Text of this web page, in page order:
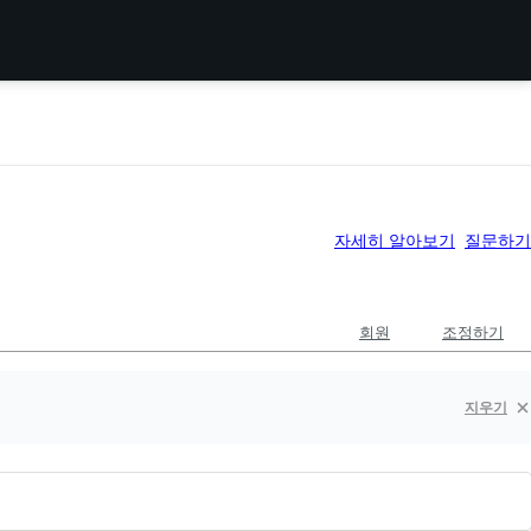
자세히 알아보기 질문하기
회원 조정하기
지우기